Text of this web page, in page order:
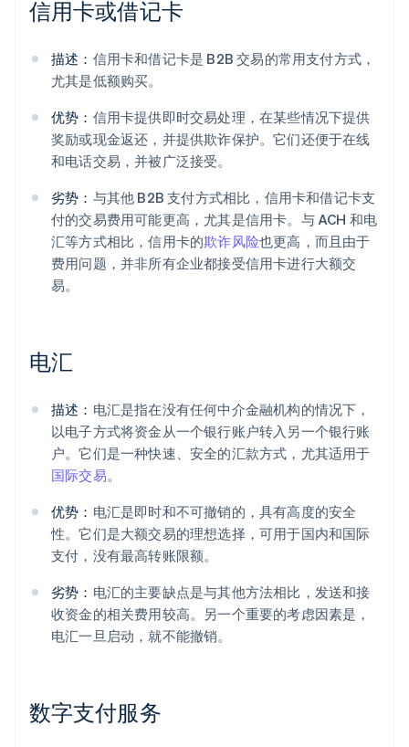
信用卡或借记卡
描述： 信用卡和借记卡是 B2B 交易的常用支付方式，
尤其是低额购买。
优势： 信用卡提供即时交易处理，在某些情况下提供
奖励或现金返还，并提供欺诈保护。它们还便于在线
和电话交易，并被广泛接受。
劣势： 与其他 B2B 支付方式相比，信用卡和借记卡支
付的交易费用可能更高，尤其是信用卡。与 ACH 和电
汇等方式相比，信用卡的欺诈风险也更高，而且由于
费用问题，并非所有企业都接受信用卡进行大额交
易。
电汇
描述： 电汇是指在没有任何中介金融机构的情况下，
以电子方式将资金从一个银行账户转入另一个银行账
户。它们是一种快速、安全的汇款方式，尤其适用于
国际交易。
优势： 电汇是即时和不可撤销的，具有高度的安全
性。它们是大额交易的理想选择，可用于国内和国际
支付，没有最高转账限额。
劣势： 电汇的主要缺点是与其他方法相比，发送和接
收资金的相关费用较高。另一个重要的考虑因素是，
电汇一旦启动，就不能撤销。
数字支付服务